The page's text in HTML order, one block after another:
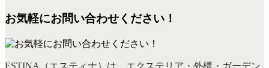
お気軽にお問い合わせください！
ESTINA（エスティナ）は、エクステリア・外構・ガーデン